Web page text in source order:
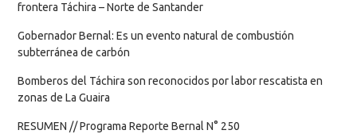
frontera Táchira – Norte de Santander
Gobernador Bernal: Es un evento natural de combustión
subterránea de carbón
Bomberos del Táchira son reconocidos por labor rescatista en
zonas de La Guaira
RESUMEN // Programa Reporte Bernal N° 250